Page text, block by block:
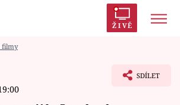
ŽIVĚ
filmy
SDÍLET